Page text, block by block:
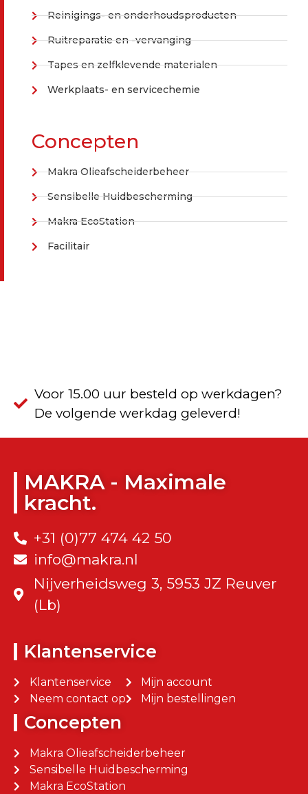
Reinigings- en onderhoudsproducten
Ruitreparatie en -vervanging
Tapes en zelfklevende materialen
Werkplaats- en servicechemie
Concepten
Makra Olieafscheiderbeheer
Sensibelle Huidbescherming
Makra EcoStation
Facilitair
Voor 15.00 uur besteld op werkdagen?
De volgende werkdag geleverd!
MAKRA - Maximale
kracht.
+31 (0)77 474 42 50
info@makra.nl
Nijverheidsweg 3, 5953 JZ Reuver
(Lb)
Klantenservice
Klantenservice
Neem contact op
Mijn account
Mijn bestellingen
Concepten
Makra Olieafscheiderbeheer
Sensibelle Huidbescherming
Makra EcoStation